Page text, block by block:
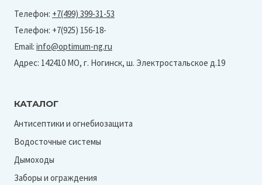
Телефон: +7(499) 399-31-53
Телефон: +7(925) 156-18-
Email: info@optimum-ng.ru
Адрес: 142410 МО, г. Ногинск, ш. Электростальское д.19
КАТАЛОГ
Антисептики и огнебиозащита
Водосточные системы
Дымоходы
Заборы и ограждения